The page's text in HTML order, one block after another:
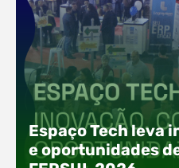
Com o objetivo de
presença digital e a
Alto Vale, o Núcleo de
(NIAVI), Polo ACATE-
Espaço Tech leva
e oportunidades